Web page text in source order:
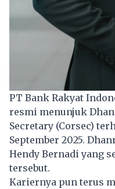
PT Bank Rakyat
resmi menunjuk
Secretary (Corsec)
September 2025.
Hendy Bernadi yang
tersebut.
Kariernya pun terus